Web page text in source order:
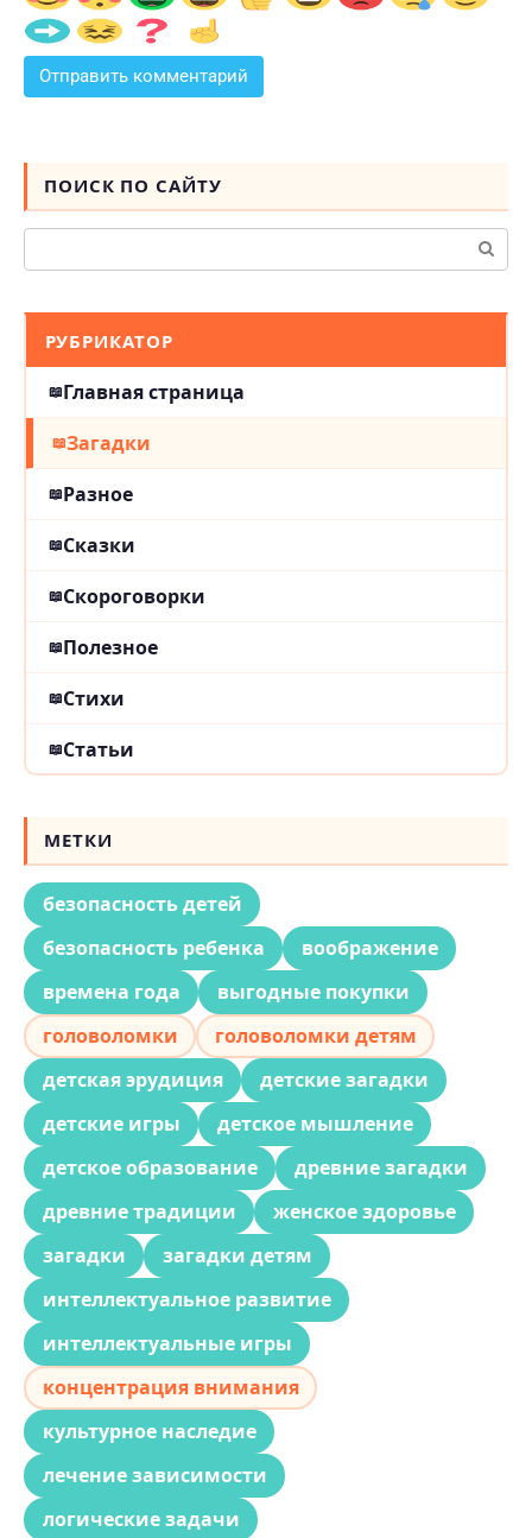
ПОИСК ПО САЙТУ
Поиск:
РУБРИКАТОР
Главная страница
Загадки
Разное
Сказки
Скороговорки
Полезное
Стихи
Статьи
МЕТКИ
безопасность детей
безопасность ребенка
воображение
времена года
выгодные покупки
головоломки
головоломки детям
детская эрудиция
детские загадки
детские игры
детское мышление
детское образование
древние загадки
древние традиции
женское здоровье
загадки
загадки детям
интеллектуальное развитие
интеллектуальные игры
концентрация внимания
культурное наследие
лечение зависимости
логические задачи